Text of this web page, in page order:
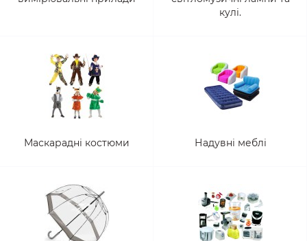
кулі.
Маскарадні костюми Надувні меблі